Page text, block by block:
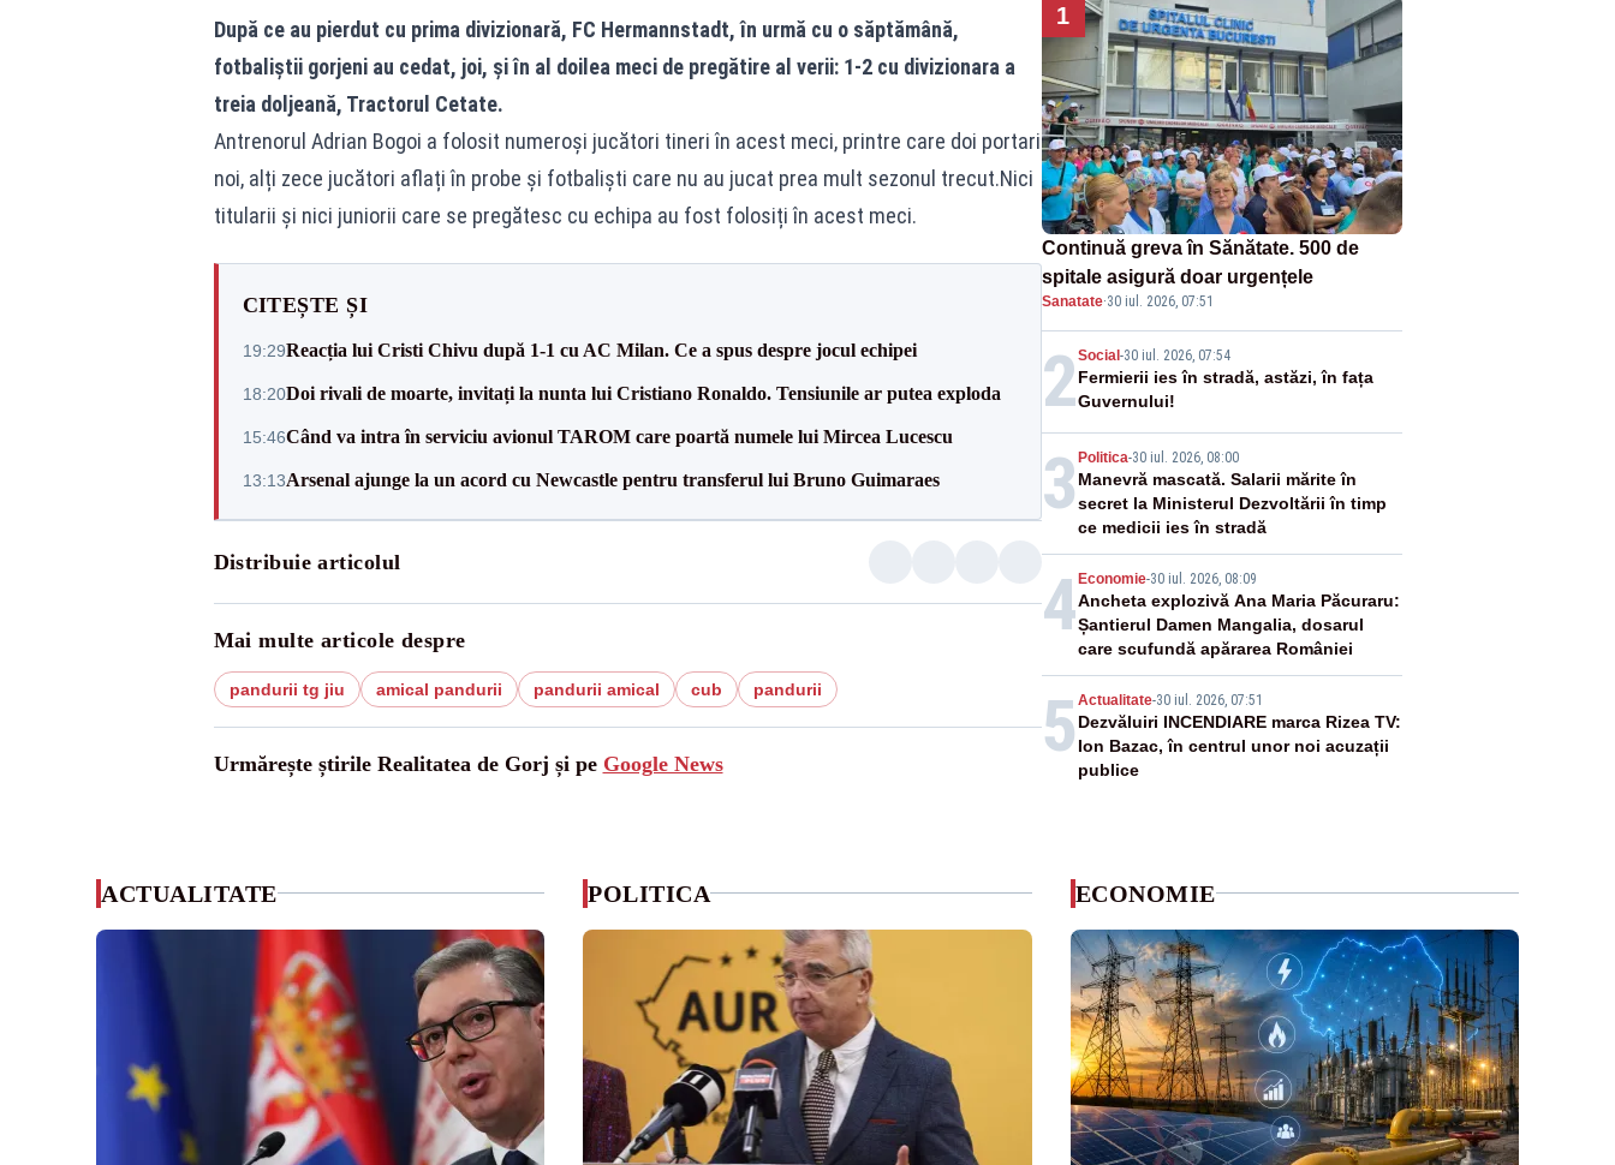
După ce au pierdut cu prima divizionară, FC Hermannstadt, în urmă cu o săptămână,
fotbaliștii gorjeni au cedat, joi, și în al doilea meci de pregătire al verii: 1-2 cu divizionara a
treia doljeană, Tractorul Cetate.
Antrenorul Adrian Bogoi a folosit numeroși jucători tineri în acest meci, printre care doi portari
noi, alți zece jucători aflați în probe și fotbaliști care nu au jucat prea mult sezonul trecut.Nici
titularii și nici juniorii care se pregătesc cu echipa au fost folosiți în acest meci.
CITEȘTE ȘI
19:29Reacția lui Cristi Chivu după 1-1 cu AC Milan. Ce a spus despre jocul echipei
18:20Doi rivali de moarte, invitați la nunta lui Cristiano Ronaldo. Tensiunile ar putea exploda
15:46Când va intra în serviciu avionul TAROM care poartă numele lui Mircea Lucescu
13:13Arsenal ajunge la un acord cu Newcastle pentru transferul lui Bruno Guimaraes
Distribuie articolul
Mai multe articole despre
pandurii tg jiu amical pandurii pandurii amical cub pandurii
Urmărește știrile Realitatea de Gorj și pe Google News
1
Continuă greva în Sănătate. 500 de
spitale asigură doar urgențele
Sanatate·30 iul. 2026, 07:51
2Social -30 iul. 2026, 07:54
Fermierii ies în stradă, astăzi, în fața
Guvernului!
3 Politica-30 iul. 2026, 08:00
Manevră mascată. Salarii mărite în
secret la Ministerul Dezvoltării în timp
ce medicii ies în stradă
4 Economie-30 iul. 2026, 08:09
Ancheta explozivă Ana Maria Păcuraru:
Șantierul Damen Mangalia, dosarul
care scufundă apărarea României
5 Actualitate-30 iul. 2026, 07:51
Dezvăluiri INCENDIARE marca Rizea TV:
Ion Bazac, în centrul unor noi acuzații
publice
ACTUALITATE POLITICA ECONOMIE